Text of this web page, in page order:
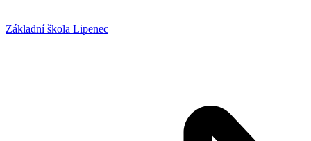
Základní škola Lipenec